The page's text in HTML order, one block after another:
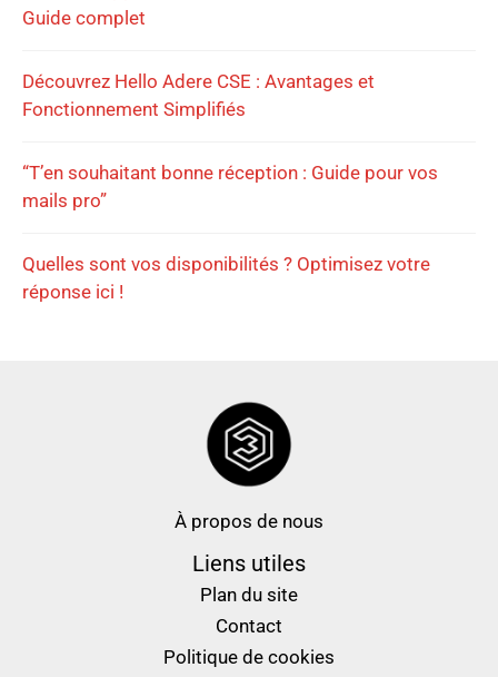
Guide complet
Découvrez Hello Adere CSE : Avantages et
Fonctionnement Simplifiés
“T’en souhaitant bonne réception : Guide pour vos
mails pro”
Quelles sont vos disponibilités ? Optimisez votre
réponse ici !
À propos de nous
Liens utiles
Plan du site
Contact
Politique de cookies